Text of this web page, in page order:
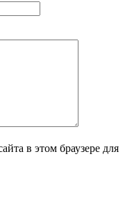
в этом браузере для